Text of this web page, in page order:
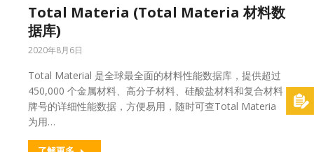
Total Materia (Total Materia 材料数
据库)
2020年8月6日
Total Material 是全球最全面的材料性能数据库，提供超过
450,000 个金属材料、高分子材料、硅酸盐材料和复合材料
牌号的详细性能数据，方便易用，随时可查Total Materia
为用…